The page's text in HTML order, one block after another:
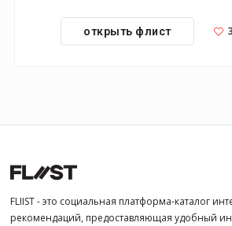
открыть флист 3
FLIIST - это социальная платформа-каталог
рекомендаций, предоставляющая удобный